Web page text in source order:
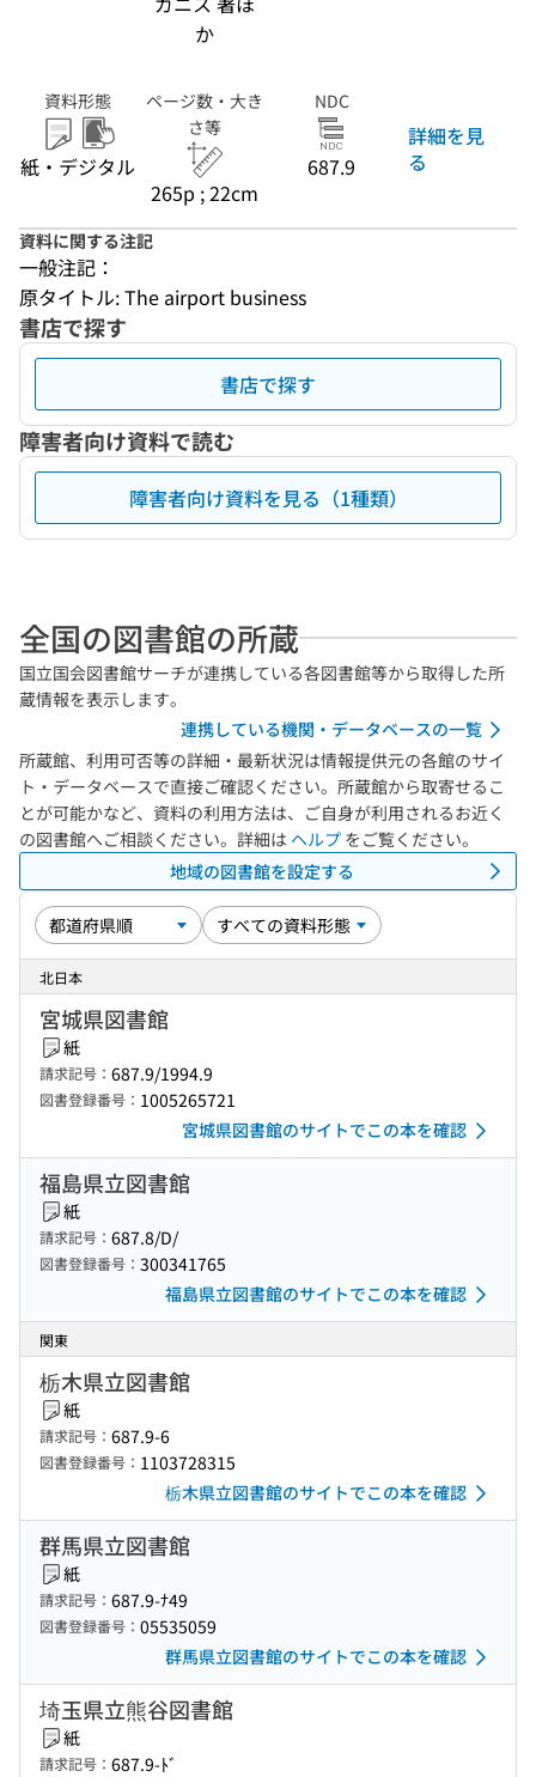
か
資料形態
紙・デジタル
ページ数・大き
さ等
265p ; 22cm
NDC
687.9
詳細を見
る
資料に関する注記
一般注記：
原タイトル: The airport business
書店で探す
書店で探す
障害者向け資料で読む
障害者向け資料を見る（1種類）
全国の図書館の所蔵
国立国会図書館サーチが連携している各図書館等から取得した所
蔵情報を表示します。
連携している機関・データベースの一覧
所蔵館、利用可否等の詳細・最新状況は情報提供元の各館のサイ
ト・データベースで直接ご確認ください。所蔵館から取寄せるこ
とが可能かなど、資料の利用方法は、ご自身が利用されるお近く
の図書館へご相談ください。詳細は ヘルプ をご覧ください。
地域の図書館を設定する
北日本
宮城県図書館
紙
請求記号： 687.9/1994.9
図書登録番号： 1005265721
宮城県図書館のサイトでこの本を確認
福島県立図書館
紙
請求記号： 687.8/D/
図書登録番号： 300341765
福島県立図書館のサイトでこの本を確認
関東
栃木県立図書館
紙
請求記号： 687.9-6
図書登録番号： 1103728315
栃木県立図書館のサイトでこの本を確認
群馬県立図書館
紙
請求記号： 687.9-ﾅ49
図書登録番号： 05535059
群馬県立図書館のサイトでこの本を確認
埼玉県立熊谷図書館
紙
請求記号： 687.9-ﾄﾞ